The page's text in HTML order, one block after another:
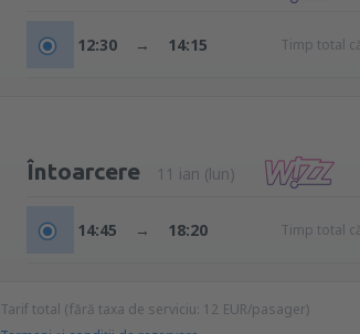
12:30 → 14:15 Timp total
Întoarcere 11 ian (lun)
14:45 → 18:20 Timp total
Tarif total (fără taxa de serviciu: 12 EUR/pasager)